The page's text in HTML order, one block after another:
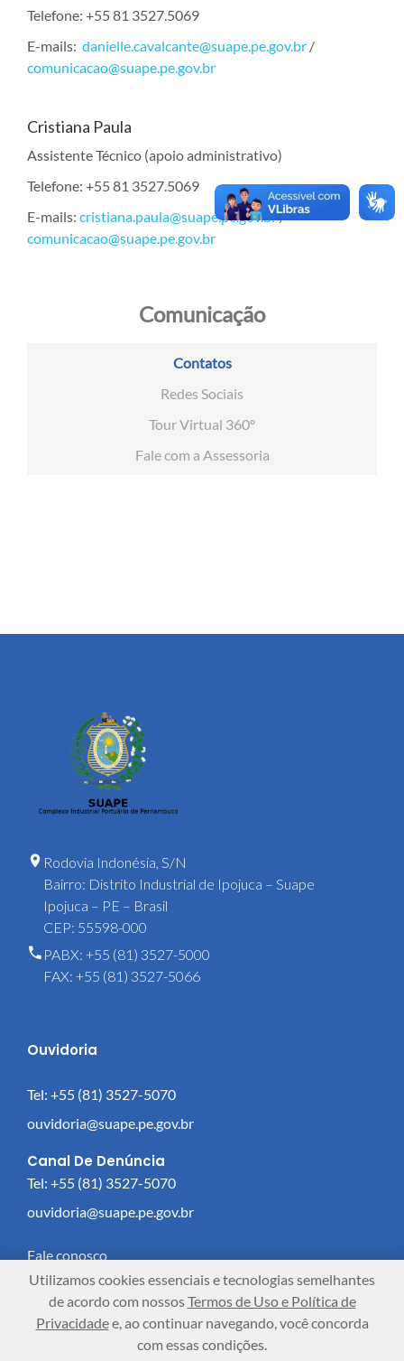
Telefone: +55 81 3527.5069
E-mails: danielle.cavalcante@suape.pe.gov.br /
comunicacao@suape.pe.gov.br
Cristiana Paula
Assistente Técnico (apoio administrativo)
Telefone: +55 81 3527.5069
E-mails: cristiana.paula@suape.pe.gov.br/
comunicacao@suape.pe.gov.br
Comunicação
Contatos
Redes Sociais
Tour Virtual 360º
Fale com a Assessoria
Rodovia Indonésia, S/N
Bairro: Distrito Industrial de Ipojuca – Suape
Ipojuca – PE – Brasil
CEP: 55598-000
PABX: +55 (81) 3527-5000
FAX: +55 (81) 3527-5066
Ouvidoria
Tel: +55 (81) 3527-5070
ouvidoria@suape.pe.gov.br
Canal De Denúncia
Tel: +55 (81) 3527-5070
ouvidoria@suape.pe.gov.br
Fale conosco
Como trabalhar no complexo?
Como chegar?
Utilizamos cookies essenciais e tecnologias semelhantes
de acordo com nossosTermos de Uso e Política de
Privacidadee, ao continuar navegando, você concorda
com essas condições.